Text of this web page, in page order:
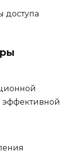
доступа
эффективной